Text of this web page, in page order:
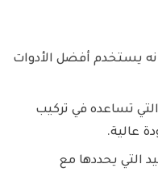
يستخدم أفضل الأدوات
تساعده في تركيب
عالية.
التي يحددها مع